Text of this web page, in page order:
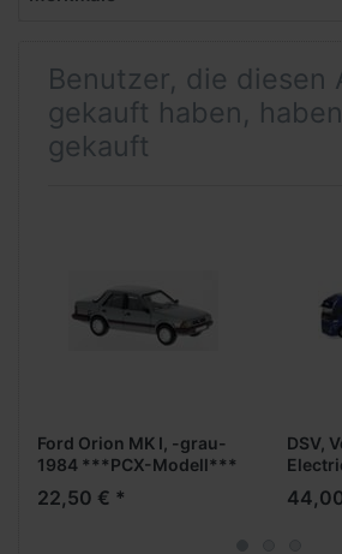
Benutzer, die diesen
gekauft haben,
gekauft
Ford Orion MK I, -grau-
1984 ***PCX-Modell***
22,50 € *
DSV,